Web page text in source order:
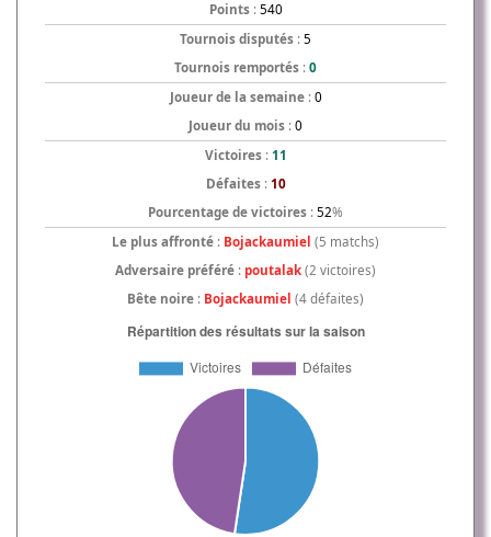
Points: 540
Tournois disputés : 5
Tournois remportés : 0
Joueur de la semaine: 0
Joueur du mois : 0
Victoires: 11
Défaites: 10
Pourcentage de victoires : 52%
Le plus affronté : Bojackaumiel (5 matchs)
Adversaire préféré : poutalak (2 victoires)
Bête noire : Bojackaumiel (4 défaites)